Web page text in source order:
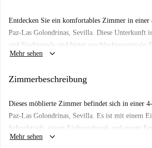
Entdecken Sie ein komfortables Zimmer in
Paz-Las Golondrinas, Sevilla. Diese Unterkunft
und Studierende und bietet geschlechterneutrale
ist komplett möbliert und verfügt über eine
nicht gestattet. Spotahome hat diese Unterkunft
Koala sowie wichtige Wahrzeichen wie die antike
Mehr sehen keyboard_arrow_down
Zimmerbeschreibung
Dieses möblierte Zimmer befindet sich in einer
Paz-Las Golondrinas, Sevilla. Es ist mit einem
Schreibtisch, einem Einbauschrank und einem
Das Zimmer hat ein Fenster mit Blick auf die
Mehr sehen keyboard_arrow_down